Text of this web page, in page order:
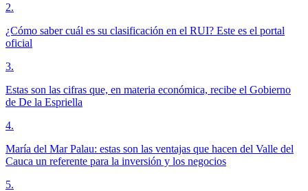
2.
¿Cómo saber cuál es su clasificación en el RUI? Este es el portal
oficial
3.
Estas son las cifras que, en materia económica, recibe el Gobierno
de De la Espriella
4.
María del Mar Palau: estas son las ventajas que hacen del Valle del
Cauca un referente para la inversión y los negocios
5.